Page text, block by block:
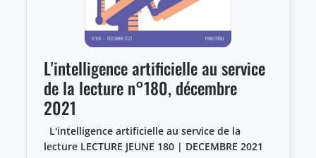
L'intelligence artificielle au service
de la lecture n°180, décembre
2021
L'intelligence artificielle au service de la
lecture LECTURE JEUNE 180 | DECEMBRE 2021